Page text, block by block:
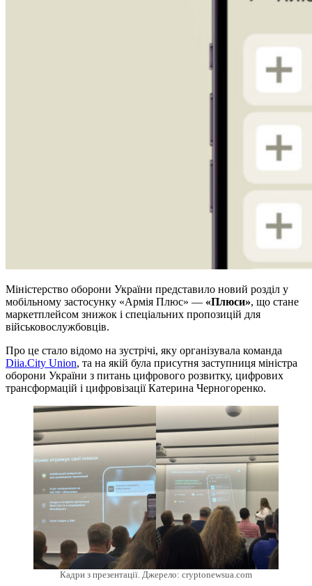
Міністерство оборони України представило новий розділ у
мобільному застосунку «Армія Плюс» — «Плюси», що стане
маркетплейсом знижок і спеціальних пропозицій для
військовослужбовців.
Про це стало відомо на зустрічі, яку організувала команда
Diia.City Union, та на якій була присутня заступниця міністра
оборони України з питань цифрового розвитку, цифрових
трансформацій і цифровізації Катерина Черногоренко.
Кадри з презентації. Джерело: cryptonewsua.com